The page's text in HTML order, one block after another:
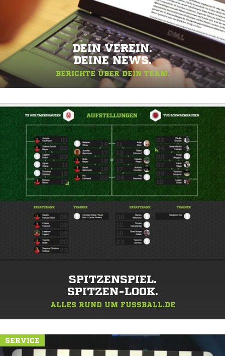
DEIN VEREIN.
DEINE NEWS.
BERICHTE ÜBER DEIN TEAM.
SPITZENSPIEL.
SPITZEN-LOOK.
ALLES RUND UM FUSSBALL.DE
SERVICE